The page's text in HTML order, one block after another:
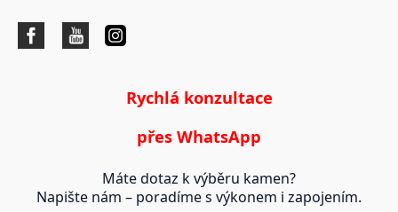
Rychlá konzultace
přes WhatsApp
Máte dotaz k výběru kamen?
Napište nám – poradíme s výkonem i zapojením.